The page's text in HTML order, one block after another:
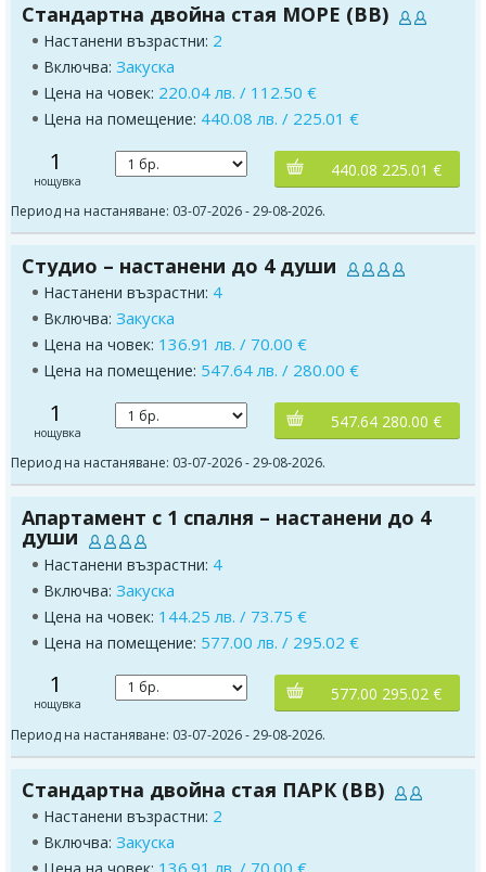
Стандартна двойна стая МОРЕ (BB)
Настанени възрастни: 2
Включва: Закуска
Цена на човек: 220.04 лв. / 112.50 €
Цена на помещение: 440.08 лв. / 225.01 €
1
нощувка
440.08 225.01 €
Период на настаняване: 03-07-2026 - 29-08-2026.
Студио – настанени до 4 души
Настанени възрастни: 4
Включва: Закуска
Цена на човек: 136.91 лв. / 70.00 €
Цена на помещение: 547.64 лв. / 280.00 €
1
нощувка
547.64 280.00 €
Период на настаняване: 03-07-2026 - 29-08-2026.
Апартамент с 1 спалня – настанени до 4
души
Настанени възрастни: 4
Включва: Закуска
Цена на човек: 144.25 лв. / 73.75 €
Цена на помещение: 577.00 лв. / 295.02 €
1
нощувка
577.00 295.02 €
Период на настаняване: 03-07-2026 - 29-08-2026.
Стандартна двойна стая ПАРК (BB)
Настанени възрастни: 2
Включва: Закуска
136.91 лв. / 70.00 €